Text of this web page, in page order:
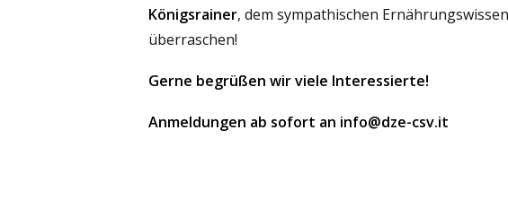
Königsrainer, dem sympathischen
überraschen!
Gerne begrüßen wir viele Interessierte!
Anmeldungen ab sofort an info@dze-csv.it